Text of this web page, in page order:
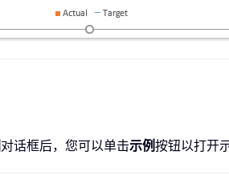
对话框后，您可以单击示例按钮以打开